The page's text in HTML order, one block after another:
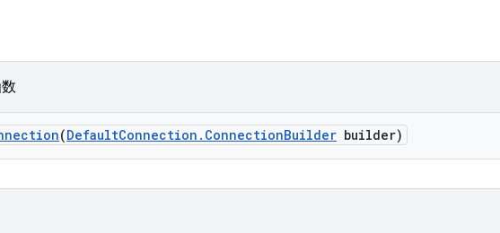
(DefaultConnection . ConnectionBuilder builder)